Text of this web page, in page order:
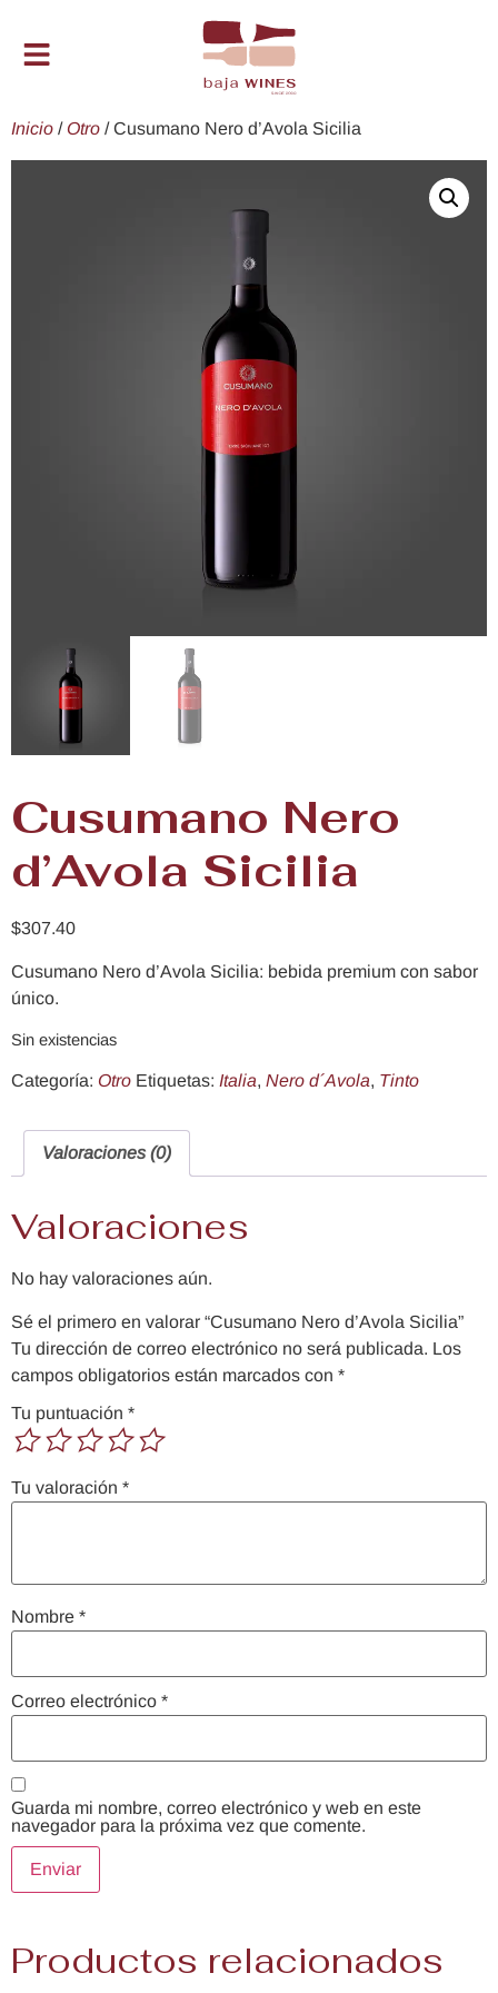
Inicio / Otro / Cusumano Nero d’Avola Sicilia
Cusumano Nero
d’Avola Sicilia
$307.40
Cusumano Nero d’Avola Sicilia: bebida premium con sabor
único.
Sin existencias
Categoría: Otro Etiquetas: Italia, Nero d´Avola, Tinto
Valoraciones (0)
Valoraciones
No hay valoraciones aún.
Sé el primero en valorar “Cusumano Nero d’Avola Sicilia”
Tu dirección de correo electrónico no será publicada. Los
campos obligatorios están marcados con *
Tu puntuación *
Tu valoración *
Nombre *
Correo electrónico *
Guarda mi nombre, correo electrónico y web en este
navegador para la próxima vez que comente.
Productos relacionados